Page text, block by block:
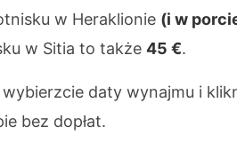
w Heraklionie (i w
w Sitia to także 45 €.
daty wynajmu i
bez dopłat.